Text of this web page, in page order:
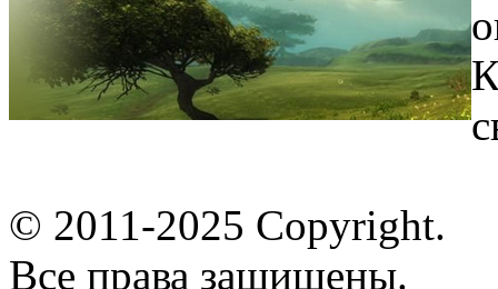
© 2011-2025 Copyright.
Все права защищены.